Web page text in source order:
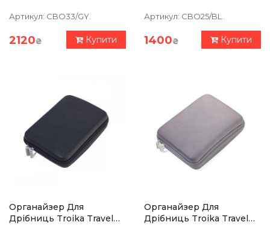
Блискавці
Артикул: CBO33/GY.
2120₴ Купити
Артикул: CBO25/BL.
1400₴ Купити
Органайзер Для
Дрібниць Troika Travel
Органайзер Для
Дрібниць Troika Travel